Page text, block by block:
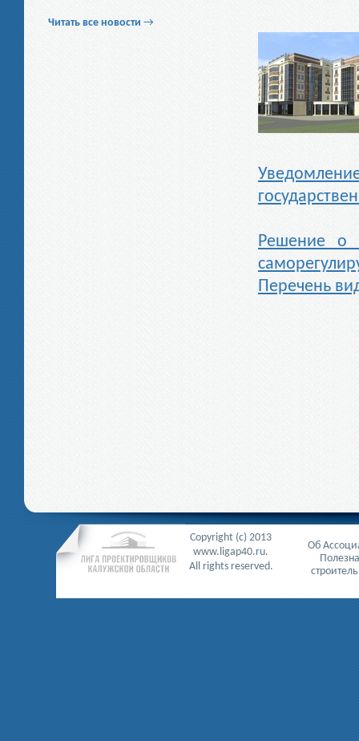
Читать все новости →
Решение о
Перечень
Copyright (c) 2013
www.ligap40.ru.
All rights reserved.
Об